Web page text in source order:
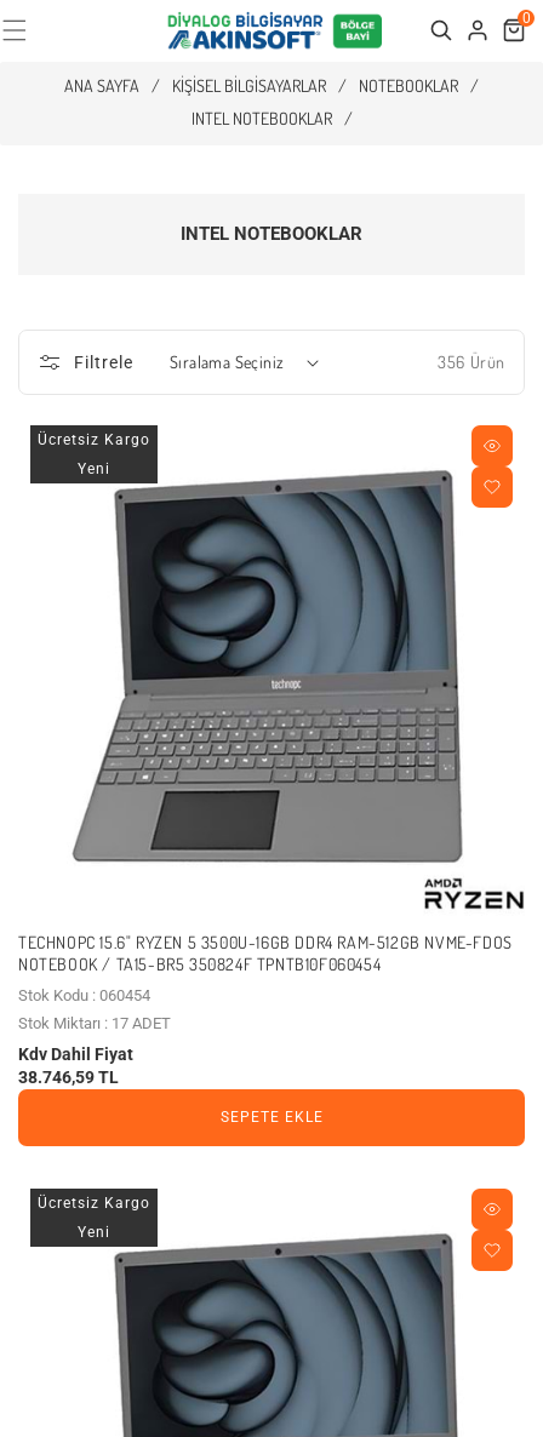
Search Cart
0
ANA SAYFA / KIŞISEL BILGISAYARLAR / NOTEBOOKLAR /
INTEL NOTEBOOKLAR
/
INTEL NOTEBOOKLAR
Filtrele 356 Ürün
Ücretsiz Kargo
Yeni
TECHNOPC 15.6" RYZEN 5 3500U-16GB DDR4 RAM-512GB NVME-FDOS
NOTEBOOK / TA15-BR5 350824F TPNTB10F060454
Stok Kodu : 060454
Stok Miktarı : 17 ADET
Kdv Dahil Fiyat
38.746,59 TL
SEPETE EKLE
Ücretsiz Kargo
Yeni